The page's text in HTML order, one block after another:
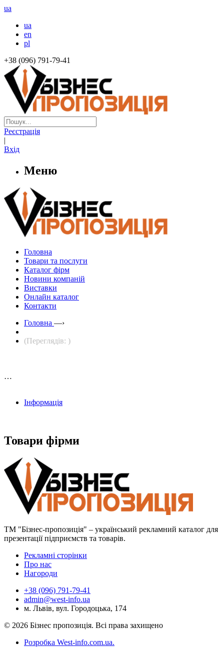
ua
ua
en
pl
+38 (096) 791-79-41
Реєстрація
|
Вхід
Меню
Головна
Товари та послуги
Каталог фірм
Новини компаній
Виставки
Онлайн каталог
Контакти
Головна —›
(Переглядів: )
…
Інформація
Товари фірми
ТМ "Бізнес-пропозиція" – український рекламний каталог для
презентації підприємств та товарів.
Рекламні сторінки
Про нас
Нагороди
+38 (096) 791-79-41
admin@west-info.ua
м. Львів, вул. Городоцька, 174
© 2026 Бізнес пропозиція. Всі права захищено
Розробка West-info.com.ua.